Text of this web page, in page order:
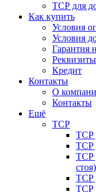
ТСР для
Как купить
Условия
Условия
Гарантия
Реквизиты
Кредит
Контакты
О
Контакты
Ещё
ТСР
ТСР
ТСР
ТСР
стоя)
ТСР
ТСР